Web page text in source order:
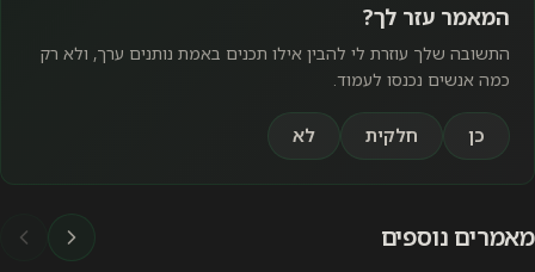
המאמר עזר לך?
התשובה שלך עוזרת לי להבין אילו תכנים באמת נותנים ערך, ולא רק
כמה אנשים נכנסו לעמוד.
כן חלקית לא
מאמרים נוספים